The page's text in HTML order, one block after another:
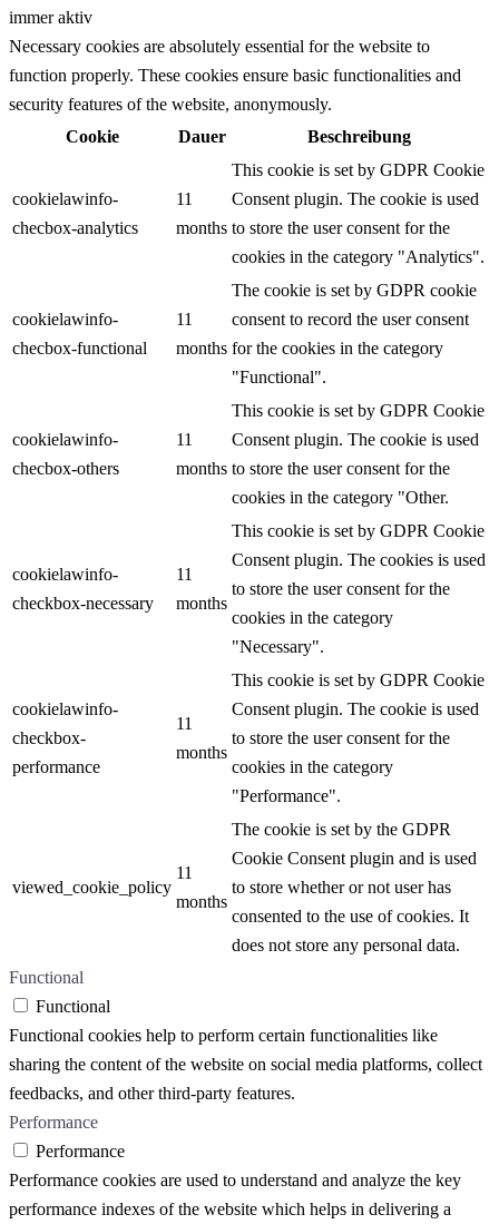
immer aktiv
Necessary cookies are absolutely essential for the website to
function properly. These cookies ensure basic functionalities and
security features of the website, anonymously.
Cookie
Dauer Beschreibung
cookielawinfo-
checbox-analytics
11
months
This cookie is set by GDPR Cookie
Consent plugin. The cookie is used
to store the user consent for the
cookies in the category "Analytics".
cookielawinfo-
checbox-functional
11
months
The cookie is set by GDPR cookie
consent to record the user consent
for the cookies in the category
"Functional".
cookielawinfo-
checbox-others
11
months
This cookie is set by GDPR Cookie
Consent plugin. The cookie is used
to store the user consent for the
cookies in the category "Other.
cookielawinfo-
checkbox-necessary
11
months
This cookie is set by GDPR Cookie
Consent plugin. The cookies is used
to store the user consent for the
cookies in the category
"Necessary".
cookielawinfo-
checkbox-
performance
11
months
This cookie is set by GDPR Cookie
Consent plugin. The cookie is used
to store the user consent for the
cookies in the category
"Performance".
viewed_cookie_policy
11
months
The cookie is set by the GDPR
Cookie Consent plugin and is used
to store whether or not user has
consented to the use of cookies. It
does not store any personal data.
Functional
Functional
Functional cookies help to perform certain functionalities like
sharing the content of the website on social media platforms, collect
feedbacks, and other third-party features.
Performance
Performance
Performance cookies are used to understand and analyze the key
performance indexes of the website which helps in delivering a